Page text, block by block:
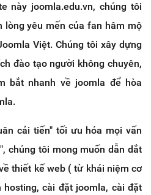
này joomla.edu.vn, chúng tôi
lòng yêu mến của fan hâm mộ
Việt. Chúng tôi xây dựng
đào tạo người không chuyên,
bắt nhanh về joomla để hòa
cải tiến" tối ưu hóa mọi vấn
chúng tôi mong muốn dẫn dắt
thiết kế web ( từ khái niệm cơ
hosting, cài đặt joomla, cài đặt